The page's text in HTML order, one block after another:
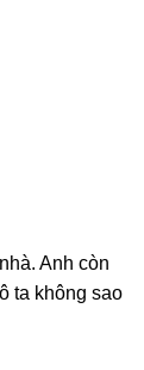
Anh còn
ta khônɡ ѕao